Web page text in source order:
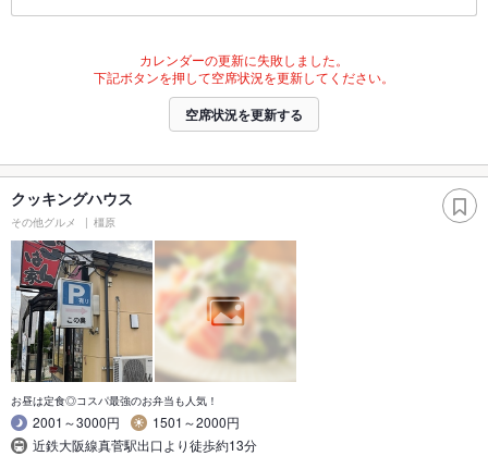
カレンダーの更新に失敗しました。
下記ボタンを押して空席状況を更新してください。
空席状況を更新する
クッキングハウス
その他グルメ 橿原
お昼は定食◎コスパ最強のお弁当も人気！
2001～3000円
1501～2000円
近鉄大阪線真菅駅出口より徒歩約13分